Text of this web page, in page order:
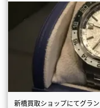
新橋買取ショップにてグラ